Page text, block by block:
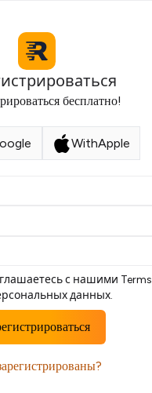
бесплатно!
WithApple
с нашими Terms
данных.